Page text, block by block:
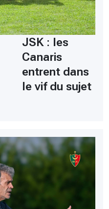
JSK : les
Canaris
entrent dans
le vif du sujet